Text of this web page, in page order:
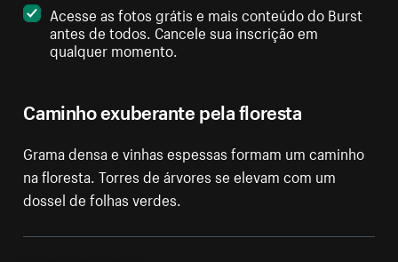
Caminho exuberante pela floresta
Grama densa e vinhas espessas formam um caminho
na floresta. Torres de árvores se elevam com um
dossel de folhas verdes.
Acesse as fotos grátis e mais conteúdo do Burst
antes de todos. Cancele sua inscrição em
qualquer momento.